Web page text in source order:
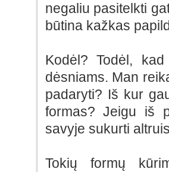
negaliu pasitelkti
būtina kažkas
Kodėl? Todėl,
dėsniams. Man
padaryti? Iš kur
formas? Jeigu iš
savyje sukurti
Tokių formų